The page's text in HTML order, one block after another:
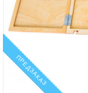
ПРЕДЗАКАЗ